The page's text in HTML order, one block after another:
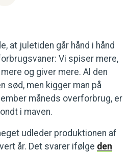
at juletiden går hånd i hånd
Vi spiser mere,
og giver mere. Al den
sød, men kigger man på
måneds overforbrug, er
i maven.
udleder produktionen af
år. Det svarer ifølge den